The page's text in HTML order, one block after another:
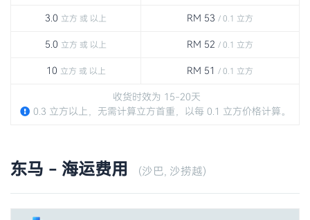
3.0 立方 或 以上 RM 53 / 0.1 立方
5.0 立方 或 以上 RM 52 / 0.1 立方
10 立方 或 以上 RM 51 / 0.1 立方
收货时效为 15-20天
0.3 立方以上，无需计算立方首重，以每 0.1 立方价格计算。
东马 - 海运费用 (沙巴, 沙捞越)